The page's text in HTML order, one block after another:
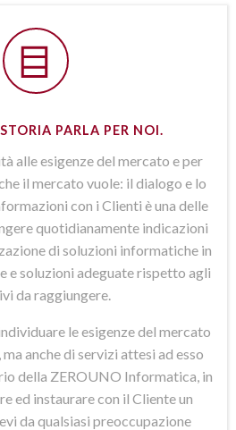
PARLA PER NOI.
alle esigenze del mercato e per
il mercato vuole: il dialogo e lo
con i Clienti è una delle
quotidianamente indicazioni
di soluzioni informatiche in
e soluzioni adeguate rispetto agli
da raggiungere.
le esigenze del mercato
anche di servizi attesi ad esso
della ZEROUNO Informatica, in
ed instaurare con il Cliente un
da qualsiasi preoccupazione